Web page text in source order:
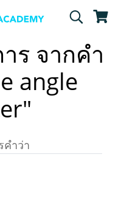
ร จากคำ
angle
คำว่า